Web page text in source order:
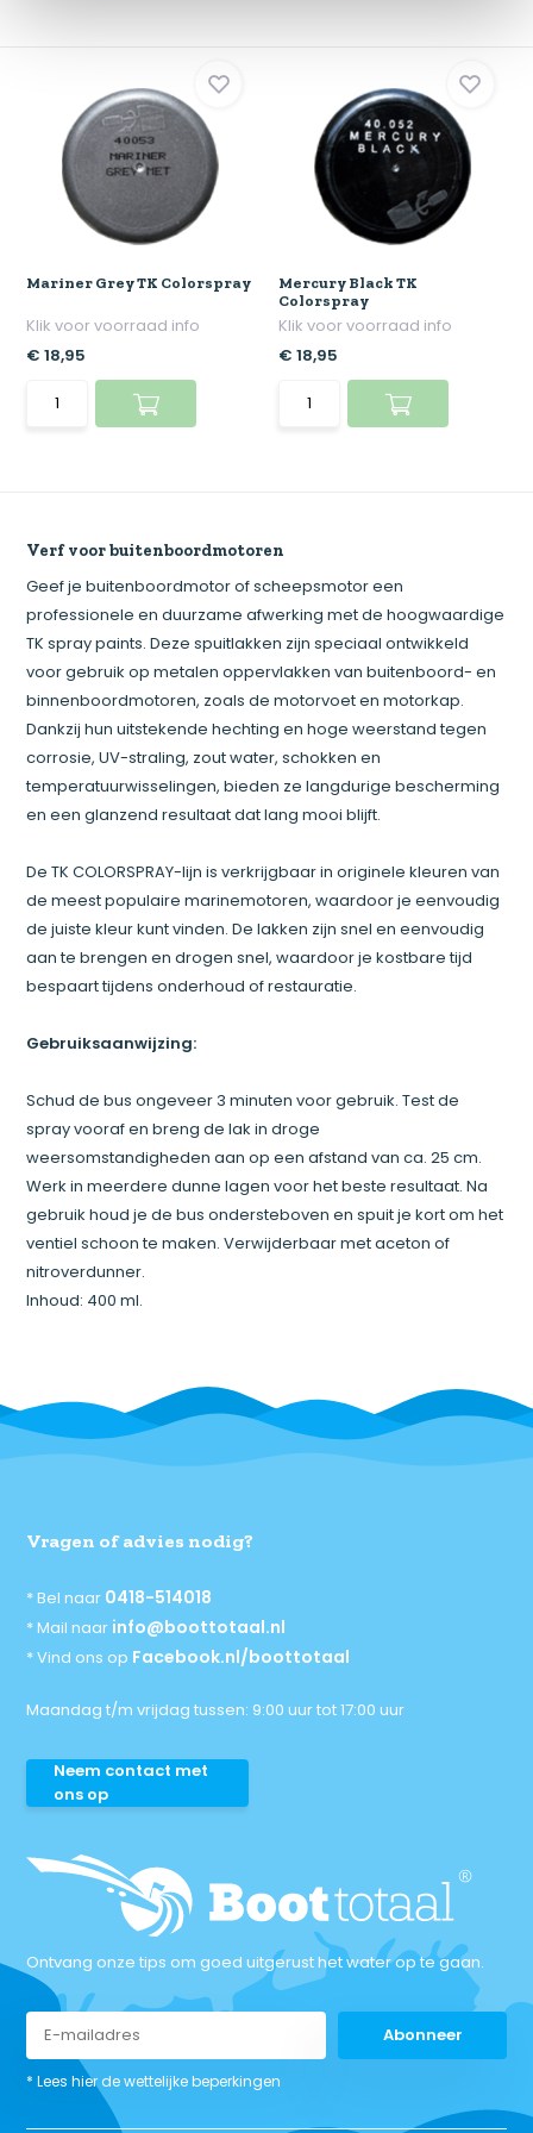
Mariner Grey TK Colorspray
Klik voor voorraad info
€ 18,95
Mercury Black TK
Colorspray
Klik voor voorraad info
€ 18,95
Verf voor buitenboordmotoren
Geef je buitenboordmotor of scheepsmotor een
professionele en duurzame afwerking met de hoogwaardige
TK spray paints. Deze spuitlakken zijn speciaal ontwikkeld
voor gebruik op metalen oppervlakken van buitenboord- en
binnenboordmotoren, zoals de motorvoet en motorkap.
Dankzij hun uitstekende hechting en hoge weerstand tegen
corrosie, UV-straling, zout water, schokken en
temperatuurwisselingen, bieden ze langdurige bescherming
en een glanzend resultaat dat lang mooi blijft.
De TK COLORSPRAY-lijn is verkrijgbaar in originele kleuren van
de meest populaire marinemotoren, waardoor je eenvoudig
de juiste kleur kunt vinden. De lakken zijn snel en eenvoudig
aan te brengen en drogen snel, waardoor je kostbare tijd
bespaart tijdens onderhoud of restauratie.
Gebruiksaanwijzing:
Schud de bus ongeveer 3 minuten voor gebruik. Test de
spray vooraf en breng de lak in droge
weersomstandigheden aan op een afstand van ca. 25 cm.
Werk in meerdere dunne lagen voor het beste resultaat. Na
gebruik houd je de bus ondersteboven en spuit je kort om het
ventiel schoon te maken. Verwijderbaar met aceton of
nitroverdunner.
Inhoud: 400 ml.
Vragen of advies nodig?
* Bel naar 0418-514018
* Mail naar info@boottotaal.nl
* Vind ons op Facebook.nl/boottotaal
Maandag t/m vrijdag tussen: 9:00 uur tot 17:00 uur
Neem contact met
ons op
Ontvang onze tips om goed uitgerust het water op te gaan.
Abonneer
* Lees hier de wettelijke beperkingen